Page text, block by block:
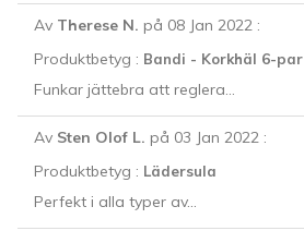
Av Therese N. på 08 Jan 2022:
Produktbetyg : Bandi - Korkhäl 6-par
Funkar jättebra att reglera...
Av Sten Olof L. på 03 Jan 2022:
Produktbetyg : Lädersula
Perfekt i alla typer av...